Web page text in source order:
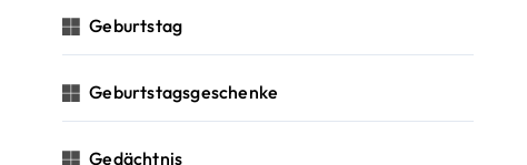
Geburtstag
Geburtstagsgeschenke
Gedächtnis